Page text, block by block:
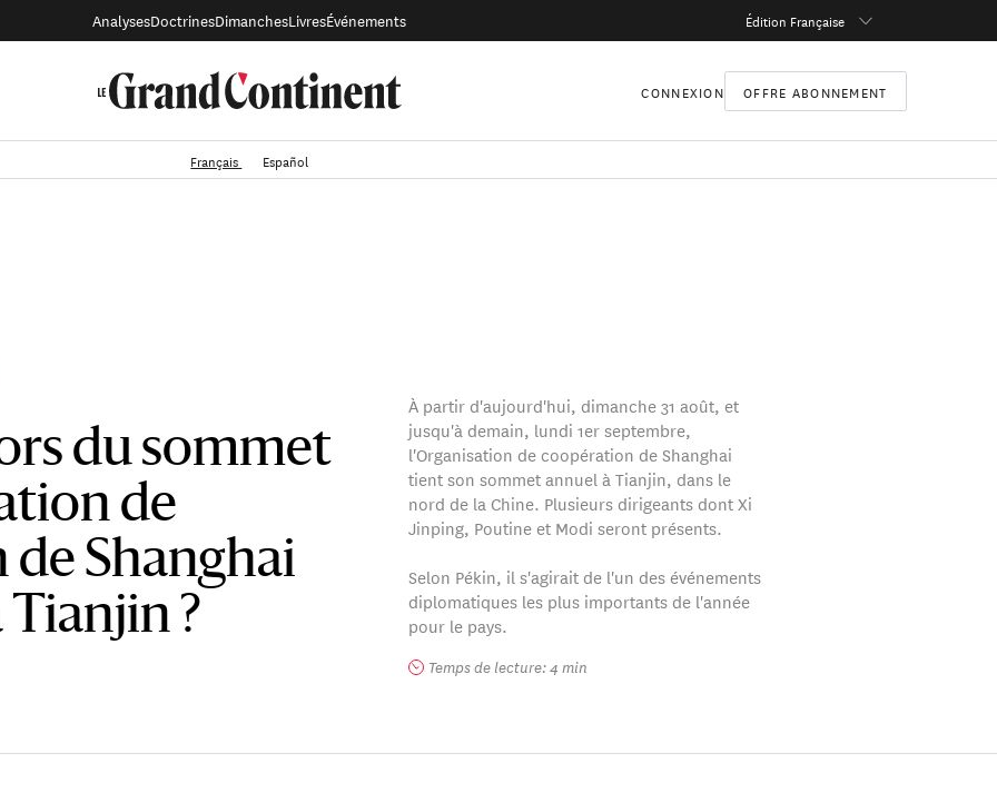
AnalysesDoctrinesDimanchesLivresÉvénements Édition Française
CONNEXION OFFRE ABONNEMENT
Français Español
du sommet
de
Shanghai
Tianjin ?
À partir d'aujourd'hui, dimanche 31 août, et
jusqu'à demain, lundi 1er septembre,
l'Organisation de coopération de Shanghai
tient son sommet annuel à Tianjin, dans le
nord de la Chine. Plusieurs dirigeants dont Xi
Jinping, Poutine et Modi seront présents.
Selon Pékin, il s'agirait de l'un des événements
diplomatiques les plus importants de l'année
pour le pays.
Temps de lecture: 4 min